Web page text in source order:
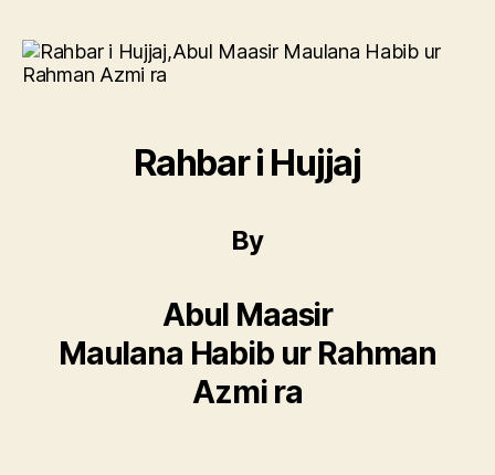
Rahbar i Hujjaj
By
Abul Maasir
Maulana Habib ur Rahman
Azmi ra